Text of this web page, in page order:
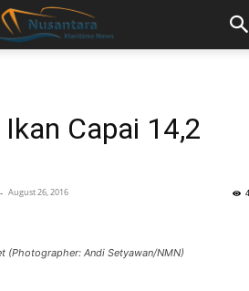
Capai 14,2
- August 26, 2016
(Photographer: Andi Setyawan/NMN)